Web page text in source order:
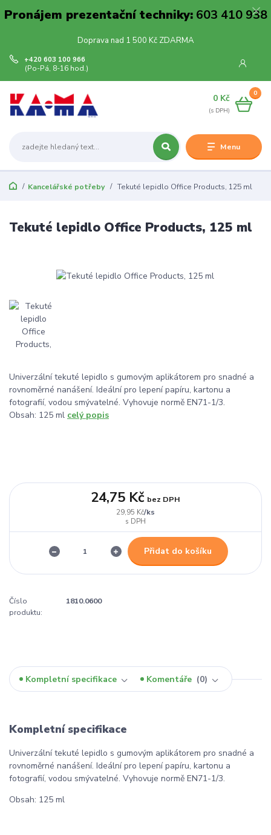
Pronájem prezentační techniky:603 410 938
Doprava nad 1 500 Kč ZDARMA
Menu
+420 603 100 966
(Po-Pá, 8-16 hod.)
0
0 Kč
Kancelářské potřeby Tekuté lepidlo Office Products, 125 ml
Tekuté lepidlo Office Products, 125 ml
Univerzální tekuté lepidlo s gumovým aplikátorem pro snadné a
rovnoměrné nanášení. Ideální pro lepení papíru, kartonu a
fotografií, vodou smývatelné. Vyhovuje normě EN71-1/3.
Obsah: 125 ml celý popis
29,95 Kč/ks
24,75 Kč bez DPH
Přidat do košíku
Číslo
produktu:
1810.0600
Kompletní specifikace Komentáře 0
Kompletní specifikace
Univerzální tekuté lepidlo s gumovým aplikátorem pro snadné a
rovnoměrné nanášení. Ideální pro lepení papíru, kartonu a
fotografií, vodou smývatelné. Vyhovuje normě EN71-1/3.
Obsah: 125 ml